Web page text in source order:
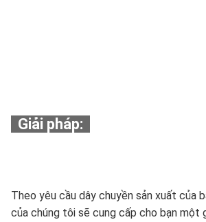
Giải pháp:
Theo yêu cầu dây chuyền sản xuất của
của chúng tôi sẽ cung cấp cho bạn một